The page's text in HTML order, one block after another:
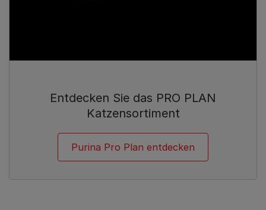
Entdecken Sie das PRO PLAN
Katzensortiment
Purina Pro Plan entdecken